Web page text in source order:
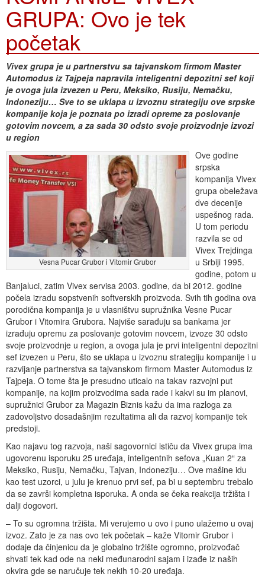
GRUPA: Ovo je tek
početak
Vivex grupa je u partnerstvu sa tajvanskom firmom Master
Automodus iz Tajpeja napravila inteligentni depozitni sef koji
je ovoga jula izvezen u Peru, Meksiko, Rusiju, Nemačku,
Indoneziju… Sve to se uklapa u izvoznu strategiju ove srpske
kompanije koja je poznata po izradi opreme za poslovanje
gotovim novcem, a za sada 30 odsto svoje proizvodnje izvozi
u region
Vesna Pucar Grubor i Vitomir Grubor
Ove godine
srpska
kompanija Vivex
grupa obeležava
dve decenije
uspešnog rada.
U tom periodu
razvila se od
Vivex Trejdinga
u Srbiji 1995.
godine, potom u
Banjaluci, zatim Vivex servisa 2003. godine, da bi 2012. godine
počela izradu sopstvenih softverskih proizvoda. Svih tih godina ova
porodična kompanija je u vlasništvu supružnika Vesne Pucar
Grubor i Vitomira Grubora. Najviše sarađuju sa bankama jer
izrađuju opremu za poslovanje gotovim novcem, izvoze 30 odsto
svoje proizvodnje u region, a ovoga jula je prvi inteligentni depozitni
sef izvezen u Peru, što se uklapa u izvoznu strategiju kompanije i u
razvijanje partnerstva sa tajvanskom firmom Master Automodus iz
Tajpeja. O tome šta je presudno uticalo na takav razvojni put
kompanije, na kojim proizvodima sada rade i kakvi su im planovi,
supružnici Grubor za Magazin Biznis kažu da ima razloga za
zadovoljstvo dosadašnjim rezultatima ali da razvoj kompanije tek
predstoji.
Kao najavu tog razvoja, naši sagovornici ističu da Vivex grupa ima
ugovorenu isporuku 25 uređaja, inteligentnih sefova „Kuan 2“ za
Meksiko, Rusiju, Nemačku, Tajvan, Indoneziju… Ove mašine idu
kao test uzorci, u julu je krenuo prvi sef, pa bi u septembru trebalo
da se završi kompletna isporuka. A onda se čeka reakcija tržišta i
dalji dogovori.
– To su ogromna tržišta. Mi verujemo u ovo i puno ulažemo u ovaj
izvoz. Zato je za nas ovo tek početak – kaže Vitomir Grubor i
dodaje da činjenicu da je globalno tržište ogromno, proizvođač
shvati tek kad ode na neki međunarodni sajam i izađe iz naših
okvira gde se naručuje tek nekih 10-20 uređaja.